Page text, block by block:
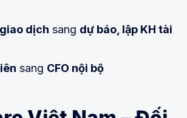
dịch sang dự báo, lập KH tài
sang CFO nội bộ